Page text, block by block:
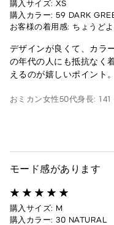
購入サイズ: XS
購入カラー: 59 DARK
お客様の着用感: ちょうど
デザインが良くて、カラ
の年代の人にも抵抗なく
えるのが嬉しいポイント。
おミカン女性50代身長:
モード感があります
購入サイズ: M
購入カラー: 30 NATURAL